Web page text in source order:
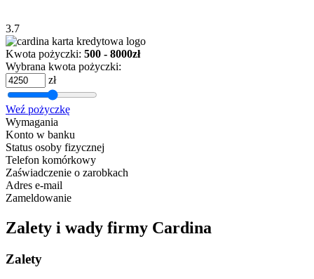
3.7
Kwota pożyczki: 500 - 8000zł
Wybrana kwota pożyczki:
zł
Weź pożyczkę
Wymagania
Konto w banku
Status osoby fizycznej
Telefon komórkowy
Zaświadczenie o zarobkach
Adres e-mail
Zameldowanie
Zalety i wady firmy Cardina
Zalety